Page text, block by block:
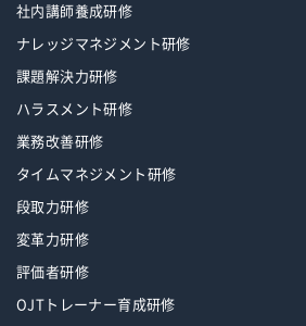
社内講師養成研修
ナレッジマネジメント研修
課題解決力研修
ハラスメント研修
業務改善研修
タイムマネジメント研修
段取力研修
変革力研修
評価者研修
OJTトレーナー育成研修